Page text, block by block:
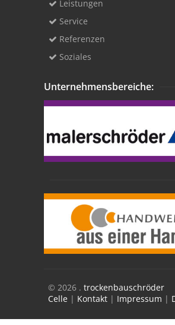
Leistungen
Service
Referenzen
Soziales
Unternehmensbereiche:
© 2026 . trockenbauschröder
Celle | Kontakt | Impressum |